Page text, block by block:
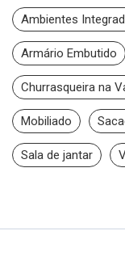
Ambientes
Armário Embutido
Churrasqueira na
Mobiliado
Sala de jantar